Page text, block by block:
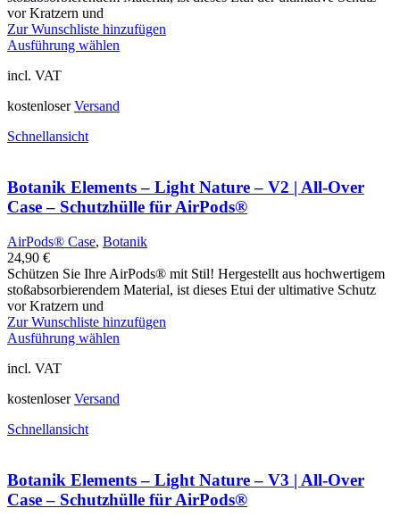
vor Kratzern und
Zur Wunschliste hinzufügen
Ausführung wählen
incl. VAT
kostenloserVersand
Schnellansicht
Botanik Elements – Light Nature – V2 | All-Over
Case – Schutzhülle für AirPods®
AirPods® Case, Botanik
24,90 €
Schützen Sie Ihre AirPods® mit Stil! Hergestellt aus hochwertigem
stoßabsorbierendem Material, ist dieses Etui der ultimative Schutz
vor Kratzern und
Zur Wunschliste hinzufügen
Ausführung wählen
incl. VAT
kostenloserVersand
Schnellansicht
Botanik Elements – Light Nature – V3 | All-Over
Case – Schutzhülle für AirPods®